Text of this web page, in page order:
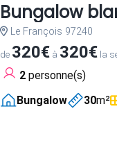
Bungalow
Le François 97240
de 320€à 320€la
2personne(s)
Bungalow
30m²